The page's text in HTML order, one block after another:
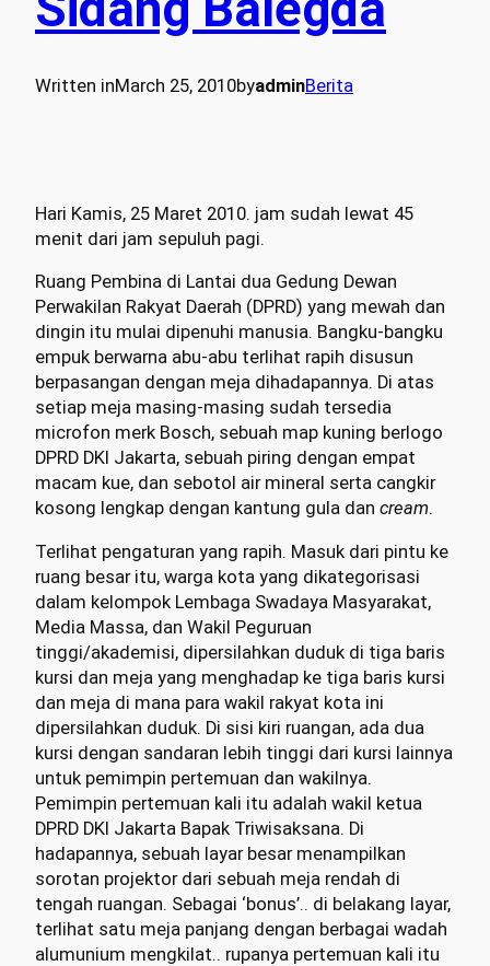
Written inMarch 25, 2010byadminBerita
Hari Kamis, 25 Maret 2010. jam sudah lewat 45
menit dari jam sepuluh pagi.
Ruang Pembina di Lantai dua Gedung Dewan
Perwakilan Rakyat Daerah (DPRD) yang mewah dan
dingin itu mulai dipenuhi manusia. Bangku-bangku
empuk berwarna abu-abu terlihat rapih disusun
berpasangan dengan meja dihadapannya. Di atas
setiap meja masing-masing sudah tersedia
microfon merk Bosch, sebuah map kuning berlogo
DPRD DKI Jakarta, sebuah piring dengan empat
macam kue, dan sebotol air mineral serta cangkir
kosong lengkap dengan kantung gula dan cream.
Terlihat pengaturan yang rapih. Masuk dari pintu ke
ruang besar itu, warga kota yang dikategorisasi
dalam kelompok Lembaga Swadaya Masyarakat,
Media Massa, dan Wakil Peguruan
tinggi/akademisi, dipersilahkan duduk di tiga baris
kursi dan meja yang menghadap ke tiga baris kursi
dan meja di mana para wakil rakyat kota ini
dipersilahkan duduk. Di sisi kiri ruangan, ada dua
kursi dengan sandaran lebih tinggi dari kursi lainnya
untuk pemimpin pertemuan dan wakilnya.
Pemimpin pertemuan kali itu adalah wakil ketua
DPRD DKI Jakarta Bapak Triwisaksana. Di
hadapannya, sebuah layar besar menampilkan
sorotan projektor dari sebuah meja rendah di
tengah ruangan. Sebagai ‘bonus’.. di belakang layar,
terlihat satu meja panjang dengan berbagai wadah
alumunium mengkilat.. rupanya pertemuan kali itu